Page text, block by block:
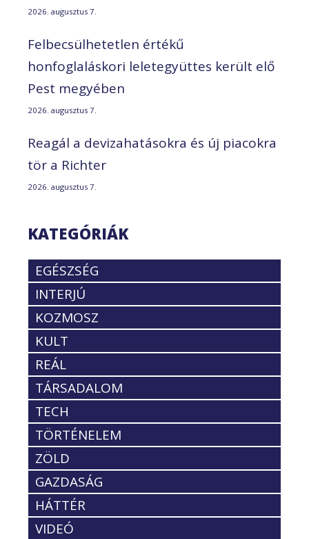
2026. augusztus 7.
Felbecsülhetetlen értékű
honfoglaláskori leletegyüttes került elő
Pest megyében
2026. augusztus 7.
Reagál a devizahatásokra és új piacokra
tör a Richter
2026. augusztus 7.
KATEGÓRIÁK
EGÉSZSÉG
INTERJÚ
KOZMOSZ
KULT
REÁL
TÁRSADALOM
TECH
TÖRTÉNELEM
ZÖLD
GAZDASÁG
HÁTTÉR
VIDEÓ